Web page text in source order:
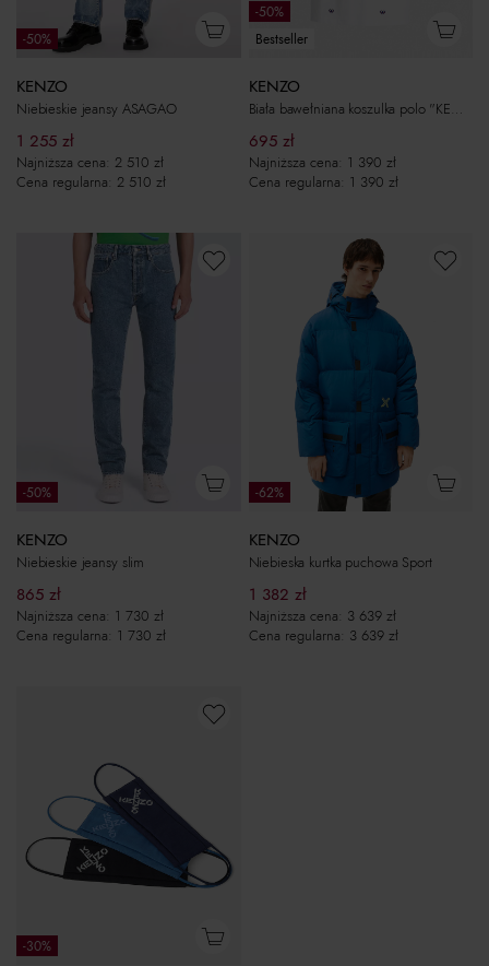
-50%
KENZO
Niebieskie jeansy ASAGAO
1 255 zł
Najniższa cena: 2 510 zł
Cena regularna: 2 510 zł
-50%
Bestseller
KENZO
Biała bawełniana koszulka polo "KENZO PIXEL"
695 zł
Najniższa cena: 1 390 zł
Cena regularna: 1 390 zł
-50%
KENZO
Niebieskie jeansy slim
865 zł
Najniższa cena: 1 730 zł
Cena regularna: 1 730 zł
-62%
KENZO
Niebieska kurtka puchowa Sport
1 382 zł
Najniższa cena: 3 639 zł
Cena regularna: 3 639 zł
-30%